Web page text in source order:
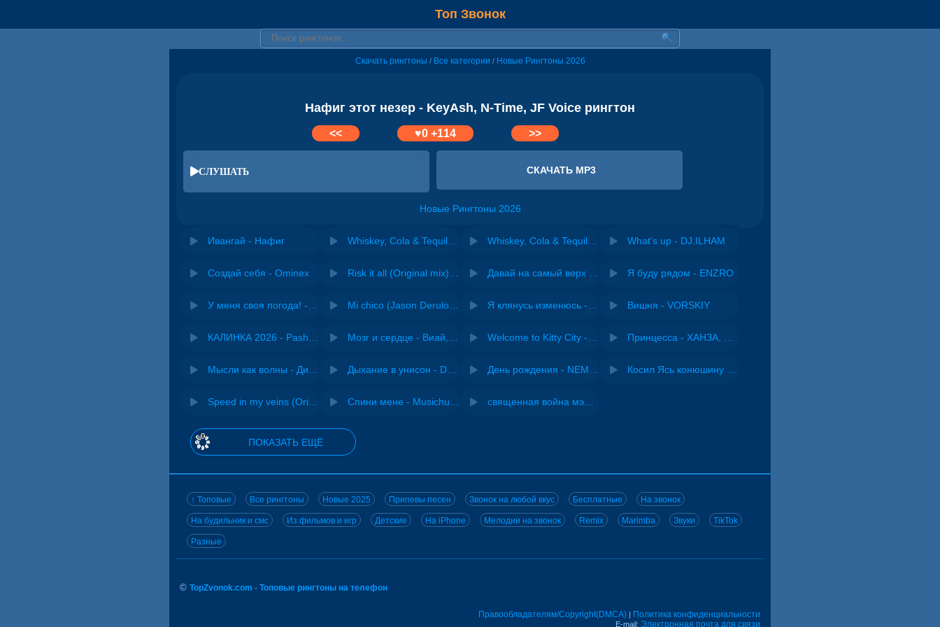
Топ Звонок
Скачать рингтоны / Все категории / Новые Рингтоны 2026
Нафиг этот незер - KeyAsh, N-Time, JF Voice рингтон
<< ♥0+114 >>
СЛУШАТЬ СКАЧАТЬ MP3
Новые Рингтоны 2026
Ивангай - Нафиг What's up - DJ.ILHAM
Создай себя - Ominex Я буду рядом - ENZRO
Вишня - VORSKIY
ПОКАЗАТЬ ЕЩЁ
↑ Топовые Все рингтоны Новые 2025 Припевы песен Звонок на любой вкус Бесплатные На звонок
На будильник и смс Из фильмов и игр Детские На iPhone Мелодии на звонок Remix Marimba Звуки TikTok
Разные
© TopZvonok.com - Топовые рингтоны на телефон
Правообладателям/Copyright(DMCA) | Политика конфиденциальности
E-mail: Электронная почта для связи